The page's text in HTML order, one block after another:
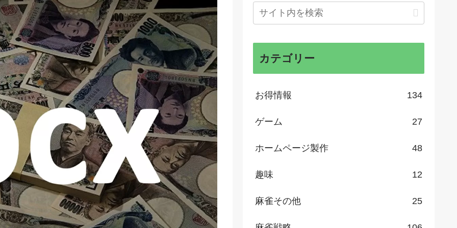
カテゴリー
お得情報 134
ゲーム 27
ホームページ製作 48
趣味 12
麻雀その他 25